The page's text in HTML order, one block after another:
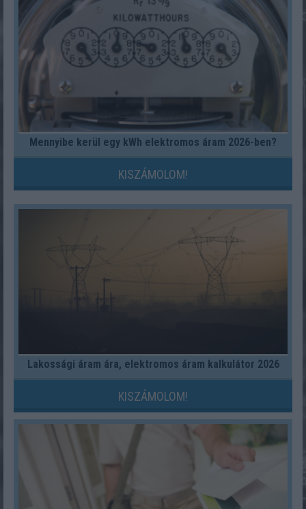
Mennyibe kerül egy kWh elektromos áram 2026-ben?
KISZÁMOLOM!
Lakossági áram ára, elektromos áram kalkulátor 2026
KISZÁMOLOM!